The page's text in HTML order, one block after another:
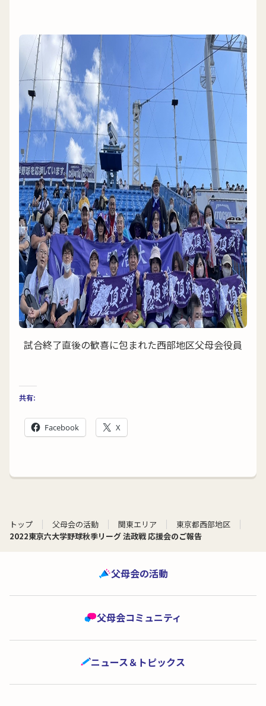
試合終了直後の歓喜に包まれた西部地区父母会役員
共有:
Facebook X
トップ 父母会の活動 関東エリア
東京都西部地区
2022東京六大学野球秋季リーグ 法政戦 応援会のご報告
父母会の活動
父母会コミュニティ
ニュース＆トピックス